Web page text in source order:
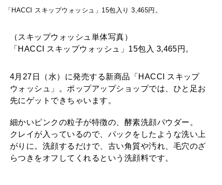
「HACCI スキップウォッシュ」15包入り 3,465円。
（スキップウォッシュ単体写真）
「HACCI スキップウォッシュ」15包入 3,465円。
4月27日（水）に発売する新商品「HACCI スキップ
ウォッシュ」。ポップアップショップでは、ひと足お
先にゲットできちゃいます。
細かいピンクの粒子が特徴の、酵素洗顔パウダー。
クレイが入っているので、パックをしたような洗い上
がりに。洗顔するだけで、古い角質や汚れ、毛穴のざ
らつきをオフしてくれるという洗顔料です。